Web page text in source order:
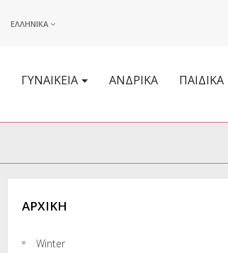
ΕΛΛΗΝΙΚΆ
ΓΥΝΑΙΚΕΊΑ ΑΝΔΡΙΚΆ ΠΑΙΔΙΚΆ
ΑΡΧΙΚΉ
Winter